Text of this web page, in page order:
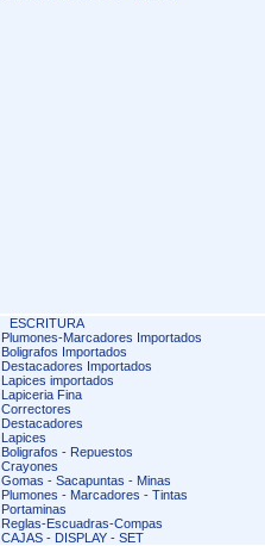
ESCRITURA
Plumones-Marcadores Importados
Boligrafos Importados
Destacadores Importados
Lapices importados
Lapiceria Fina
Correctores
Destacadores
Lapices
Boligrafos - Repuestos
Crayones
Gomas - Sacapuntas - Minas
Plumones - Marcadores - Tintas
Portaminas
Reglas-Escuadras-Compas
CAJAS - DISPLAY - SET